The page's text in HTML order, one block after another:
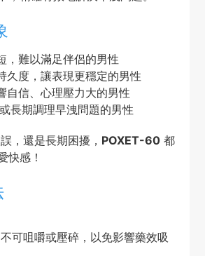
，難以滿足伴侶的男性
久度，讓表現更穩定的男性
自信、心理壓力大的男性
長期調理早洩問題的男性
，還是長期困擾， POXET-60都
快感！
可咀嚼或壓碎，以免影響藥效吸